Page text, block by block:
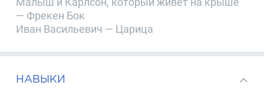
— Фрекен Бок
Иван Васильевич — Царица
НАВЫКИ